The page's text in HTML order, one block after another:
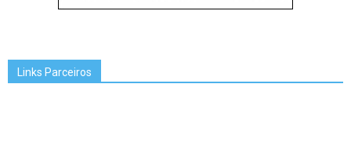
Links Parceiros